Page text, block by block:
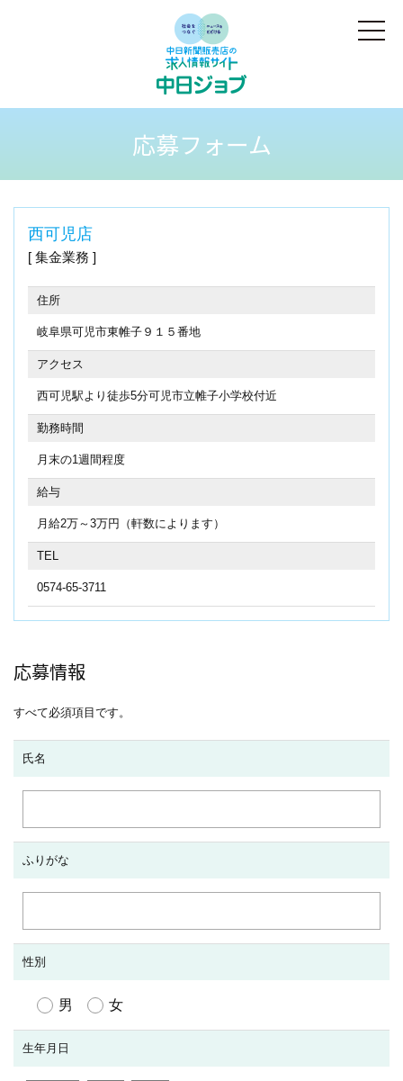
応募フォーム
西可児店
集金業務
住所
岐阜県可児市東帷子９１５番地
アクセス
西可児駅より徒歩5分可児市立帷子小学校付近
勤務時間
月末の1週間程度
給与
月給2万～3万円（軒数によります）
TEL
0574-65-3711
応募情報
すべて必須項目です。
氏名
ふりがな
性別
男 女
生年月日